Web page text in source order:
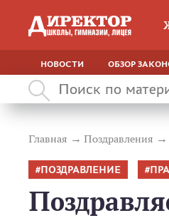
НОВОСТИ ОБЗОР
Главная Поздравления
ПОЗДРАВЛЕНИЕ